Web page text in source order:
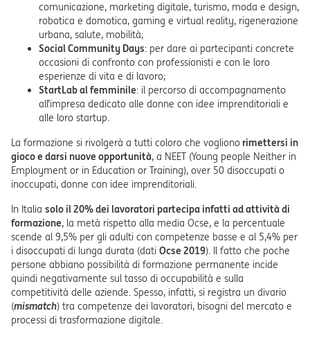
comunicazione, marketing digitale, turismo, moda e design,
robotica e domotica, gaming e virtual reality, rigenerazione
urbana, salute, mobilità;
Social Community Days: per dare ai partecipanti concrete
occasioni di confronto con professionisti e con le loro
esperienze di vita e di lavoro;
StartLab al femminile: il percorso di accompagnamento
all’impresa dedicato alle donne con idee imprenditoriali e
alle loro startup.
La formazione si rivolgerà a tutti coloro che vogliono rimettersi in
gioco e darsi nuove opportunità, a NEET (Young people Neither in
Employment or in Education or Training), over 50 disoccupati o
inoccupati, donne con idee imprenditoriali.
In Italia solo il 20% dei lavoratori partecipa infatti ad attività di
formazione, la metà rispetto alla media Ocse, e la percentuale
scende al 9,5% per gli adulti con competenze basse e al 5,4% per
i disoccupati di lunga durata (dati Ocse 2019). Il fatto che poche
persone abbiano possibilità di formazione permanente incide
quindi negativamente sul tasso di occupabilità e sulla
competitività delle aziende. Spesso, infatti, si registra un divario
(mismatch) tra competenze dei lavoratori, bisogni del mercato e
processi di trasformazione digitale.